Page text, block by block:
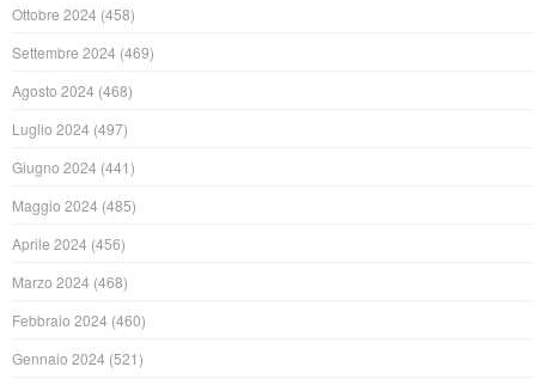
Ottobre 2024 (458)
Settembre 2024 (469)
Agosto 2024 (468)
Luglio 2024 (497)
Giugno 2024 (441)
Maggio 2024 (485)
Aprile 2024 (456)
Marzo 2024 (468)
Febbraio 2024 (460)
Gennaio 2024 (521)